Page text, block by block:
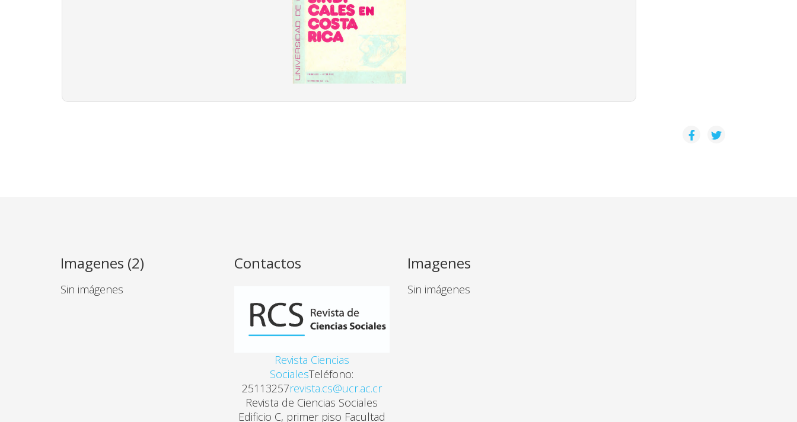
Imagenes (2)
Sin imágenes
Contactos
Revista Ciencias
SocialesTeléfono:
25113257revista.cs@ucr.ac.cr
Revista de Ciencias Sociales
Edificio C, primer piso Facultad
Imagenes
Sin imágenes